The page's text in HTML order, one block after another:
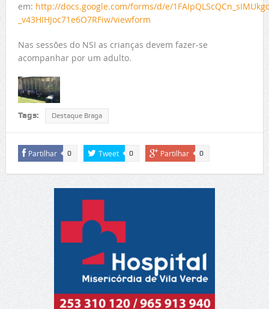
em: http://docs.google.com/forms/d/e/
_v43HIHJoc71e6O7RFiw/viewform
Nas sessões do NSI as crianças devem fazer-se
acompanhar por um adulto.
Tags: Destaque Braga
Partilhar 0 Tweet 0 Partilhar 0